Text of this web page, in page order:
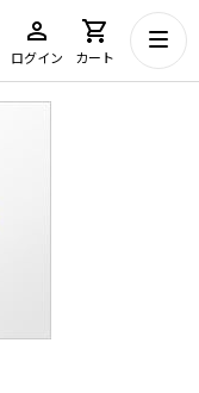
ログイン カート